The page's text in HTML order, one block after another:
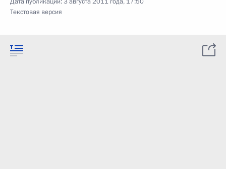
Текстовая версия